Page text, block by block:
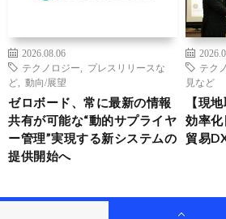
2026.08.06
テクノロジー
プレスリリースな
ど
動向/展望
ゼロボード、常に最新の情報
共有が可能な“動的サプライヤ
ー管理”実現する新システムの
提供開始へ
テク
見など
【現
効率
貿易